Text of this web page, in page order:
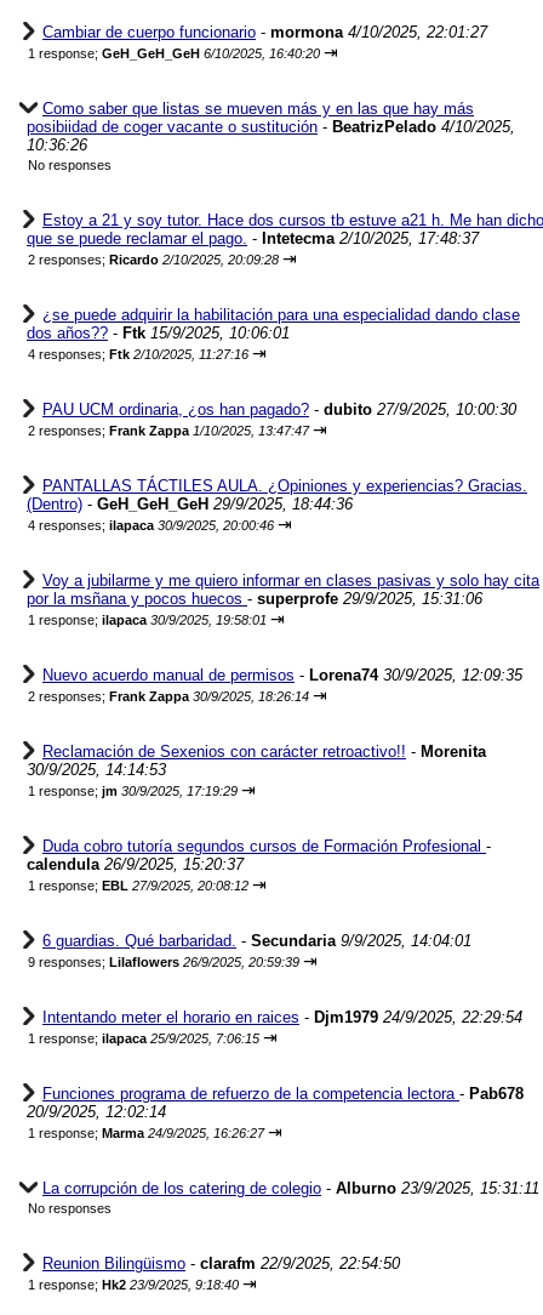
Cambiar de cuerpo funcionario - mormona 4/10/2025, 22:01:27
1 response; GeH_GeH_GeH 6/10/2025, 16:40:20 ⇥
Como saber que listas se mueven más y en las que hay más
posibiidad de coger vacante o sustitución - BeatrizPelado 4/10/2025,
10:36:26
No responses
Estoy a 21 y soy tutor. Hace dos cursos tb estuve a21 h. Me han dicho
que se puede reclamar el pago. - Intetecma 2/10/2025, 17:48:37
2 responses; Ricardo 2/10/2025, 20:09:28 ⇥
¿se puede adquirir la habilitación para una especialidad dando clase
dos años?? - Ftk 15/9/2025, 10:06:01
4 responses; Ftk 2/10/2025, 11:27:16 ⇥
PAU UCM ordinaria, ¿os han pagado? - dubito 27/9/2025, 10:00:30
2 responses; Frank Zappa 1/10/2025, 13:47:47 ⇥
PANTALLAS TÁCTILES AULA. ¿Opiniones y experiencias? Gracias.
(Dentro) - GeH_GeH_GeH 29/9/2025, 18:44:36
4 responses; ilapaca 30/9/2025, 20:00:46 ⇥
Voy a jubilarme y me quiero informar en clases pasivas y solo hay cita
por la msñana y pocos huecos - superprofe 29/9/2025, 15:31:06
1 response; ilapaca 30/9/2025, 19:58:01 ⇥
Nuevo acuerdo manual de permisos - Lorena74 30/9/2025, 12:09:35
2 responses; Frank Zappa 30/9/2025, 18:26:14 ⇥
Reclamación de Sexenios con carácter retroactivo!! - Morenita
30/9/2025, 14:14:53
1 response; jm 30/9/2025, 17:19:29 ⇥
Duda cobro tutoría segundos cursos de Formación Profesional -
calendula 26/9/2025, 15:20:37
1 response; EBL 27/9/2025, 20:08:12 ⇥
6 guardias. Qué barbaridad. - Secundaria 9/9/2025, 14:04:01
9 responses; Lilaflowers 26/9/2025, 20:59:39 ⇥
Intentando meter el horario en raices - Djm1979 24/9/2025, 22:29:54
1 response; ilapaca 25/9/2025, 7:06:15 ⇥
Funciones programa de refuerzo de la competencia lectora - Pab678
20/9/2025, 12:02:14
1 response; Marma 24/9/2025, 16:26:27 ⇥
La corrupción de los catering de colegio - Alburno 23/9/2025, 15:31:11
No responses
Reunion Bilingüismo - clarafm 22/9/2025, 22:54:50
1 response; Hk2 23/9/2025, 9:18:40 ⇥